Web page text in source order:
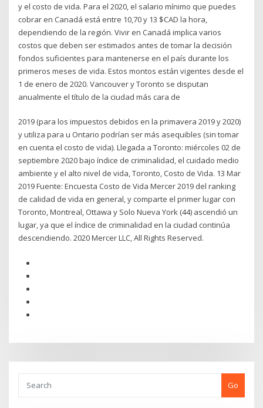
y el costo de vida. Para el 2020, el salario mínimo que puedes
cobrar en Canadá está entre 10,70 y 13 $CAD la hora,
dependiendo de la región. Vivir en Canadá implica varios
costos que deben ser estimados antes de tomar la decisión
fondos suficientes para mantenerse en el país durante los
primeros meses de vida. Estos montos están vigentes desde el
1 de enero de 2020. Vancouver y Toronto se disputan
anualmente el título de la ciudad más cara de
2019 (para los impuestos debidos en la primavera 2019 y 2020)
y utiliza para u Ontario podrían ser más asequibles (sin tomar
en cuenta el costo de vida). Llegada a Toronto: miércoles 02 de
septiembre 2020 bajo índice de criminalidad, el cuidado medio
ambiente y el alto nivel de vida, Toronto, Costo de Vida. 13 Mar
2019 Fuente: Encuesta Costo de Vida Mercer 2019 del ranking
de calidad de vida en general, y comparte el primer lugar con
Toronto, Montreal, Ottawa y Solo Nueva York (44) ascendió un
lugar, ya que el índice de criminalidad en la ciudad continúa
descendiendo. 2020 Mercer LLC, All Rights Reserved.
Go